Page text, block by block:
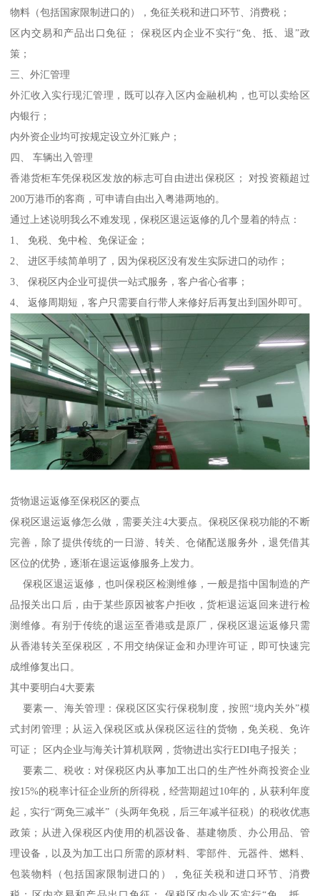
物料（包括国家限制进口的），免征关税和进口环节、消费税；
区内交易和产品出口免征； 保税区内企业不实行“免、抵、退”政
策；
三、外汇管理
外汇收入实行现汇管理，既可以存入区内金融机构，也可以卖给区
内银行；
内外资企业均可按规定设立外汇账户；
四、 车辆出入管理
香港货柜车凭保税区发放的标志可自由进出保税区； 对投资额超过
200万港币的客商，可申请自由出入粤港两地的。
通过上述说明我么不难发现，保税区退运返修的几个显着的特点：
1、 免税、免中检、免保证金；
2、 进区手续简单明了，因为保税区没有发生实际进口的动作；
3、 保税区内企业可提供一站式服务，客户省心省事；
4、 返修周期短，客户只需要自行带人来修好后再复出到国外即可。
货物退运返修至保税区的要点
保税区退运返修怎么做，需要关注4大要点。保税区保税功能的不断
完善，除了提供传统的一日游、转关、仓储配送服务外，退凭借其
区位的优势，逐渐在退运返修服务上发力。
保税区退运返修，也叫保税区检测维修，一般是指中国制造的产
品报关出口后，由于某些原因被客户拒收，货柜退运返回来进行检
测维修。有别于传统的退运至香港或是原厂，保税区退运返修只需
从香港转关至保税区，不用交纳保证金和办理许可证，即可快速完
成维修复出口。
其中要明白4大要素
要素一、海关管理：保税区区实行保税制度，按照“境内关外”模
式封闭管理；从运入保税区或从保税区运往的货物，免关税、免许
可证； 区内企业与海关计算机联网，货物进出实行EDI电子报关；
要素二、税收：对保税区内从事加工出口的生产性外商投资企业
按15%的税率计征企业所的所得税，经营期超过10年的，从获利年度
起，实行“两免三减半”（头两年免税，后三年减半征税）的税收优惠
政策；从进入保税区内使用的机器设备、基建物质、办公用品、管
理设备，以及为加工出口所需的原材料、零部件、元器件、燃料、
包装物料（包括国家限制进口的），免征关税和进口环节、消费